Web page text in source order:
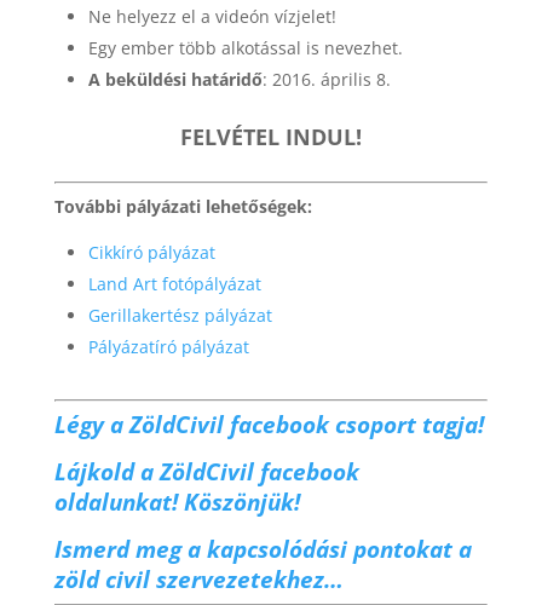
Ne helyezz el a videón vízjelet!
Egy ember több alkotással is nevezhet.
A beküldési határidő: 2016. április 8.
FELVÉTEL INDUL!
További pályázati lehetőségek:
Cikkíró pályázat
Land Art fotópályázat
Gerillakertész pályázat
Pályázatíró pályázat
Légy a ZöldCivil facebook csoport tagja!
Lájkold a ZöldCivil facebook
oldalunkat! Köszönjük!
Ismerd meg a kapcsolódási pontokat a
zöld civil szervezetekhez…